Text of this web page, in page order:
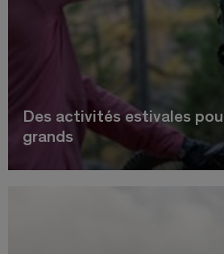
Des activités estivales
grands